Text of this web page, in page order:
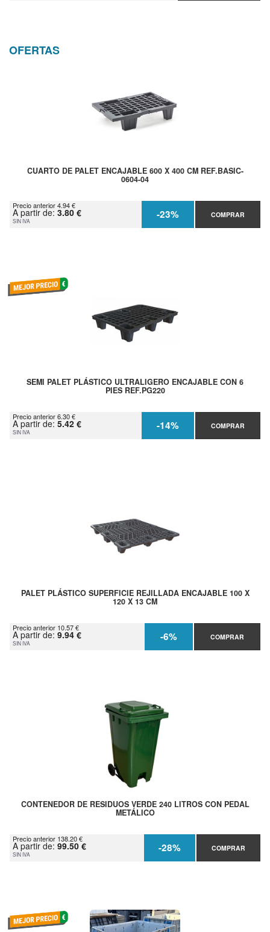
OFERTAS
CUARTO DE PALET ENCAJABLE 600 X 400 CM REF.BASIC-
0604-04
Precio anterior 4.94 €
A partir de: 3.80 €
SIN IVA -23% COMPRAR
SEMI PALET PLÁSTICO ULTRALIGERO ENCAJABLE CON 6
PIES REF.PG220
Precio anterior 6.30 €
A partir de: 5.42 €
SIN IVA -14% COMPRAR
PALET PLÁSTICO SUPERFICIE REJILLADA ENCAJABLE 100 X
120 X 13 CM
Precio anterior 10.57 €
A partir de: 9.94 €
SIN IVA -6% COMPRAR
CONTENEDOR DE RESIDUOS VERDE 240 LITROS CON PEDAL
METÁLICO
Precio anterior 138.20 €
A partir de: 99.50 €
SIN IVA -28% COMPRAR